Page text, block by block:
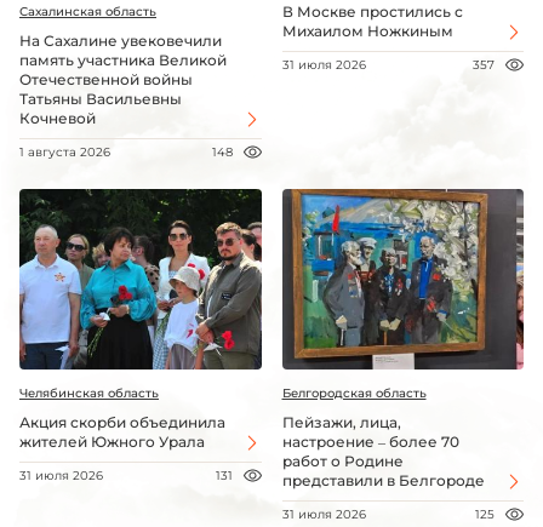
Сахалинская область
На Сахалине увековечили
память участника Великой
Отечественной войны
Татьяны Васильевны
Кочневой
1 августа 2026 148
В Москве простились с
Михаилом Ножкиным
31 июля 2026 357
Челябинская область
Акция скорби объединила
жителей Южного Урала
31 июля 2026 131
Белгородская область
Пейзажи, лица,
настроение – более 70
работ о Родине
представили в Белгороде
31 июля 2026 125